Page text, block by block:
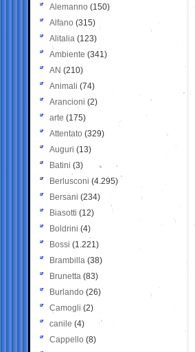
Alemanno (150)
Alfano (315)
Alitalia (123)
Ambiente (341)
AN (210)
Animali (74)
Arancioni (2)
arte (175)
Attentato (329)
Auguri (13)
Batini (3)
Berlusconi (4.295)
Bersani (234)
Biasotti (12)
Boldrini (4)
Bossi (1.221)
Brambilla (38)
Brunetta (83)
Burlando (26)
Camogli (2)
canile (4)
Cappello (8)